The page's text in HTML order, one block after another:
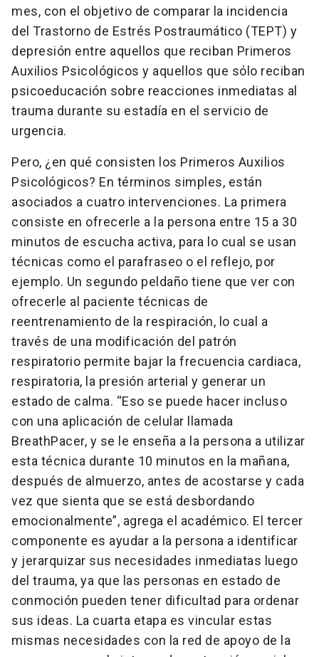
mes, con el objetivo de comparar la incidencia
del Trastorno de Estrés Postraumático (TEPT) y
depresión entre aquellos que reciban Primeros
Auxilios Psicológicos y aquellos que sólo reciban
psicoeducación sobre reacciones inmediatas al
trauma durante su estadía en el servicio de
urgencia.
Pero, ¿en qué consisten los Primeros Auxilios
Psicológicos? En términos simples, están
asociados a cuatro intervenciones. La primera
consiste en ofrecerle a la persona entre 15 a 30
minutos de escucha activa, para lo cual se usan
técnicas como el parafraseo o el reflejo, por
ejemplo. Un segundo peldaño tiene que ver con
ofrecerle al paciente técnicas de
reentrenamiento de la respiración, lo cual a
través de una modificación del patrón
respiratorio permite bajar la frecuencia cardiaca,
respiratoria, la presión arterial y generar un
estado de calma. “Eso se puede hacer incluso
con una aplicación de celular llamada
BreathPacer, y se le enseña a la persona a utilizar
esta técnica durante 10 minutos en la mañana,
después de almuerzo, antes de acostarse y cada
vez que sienta que se está desbordando
emocionalmente”, agrega el académico. El tercer
componente es ayudar a la persona a identificar
y jerarquizar sus necesidades inmediatas luego
del trauma, ya que las personas en estado de
conmoción pueden tener dificultad para ordenar
sus ideas. La cuarta etapa es vincular estas
mismas necesidades con la red de apoyo de la